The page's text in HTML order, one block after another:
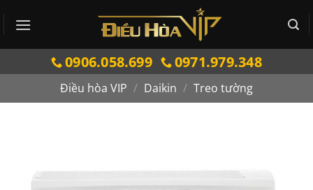
qua
0906.058.699 0971.979.348
Điều hòa VIP / Daikin / Treo tường